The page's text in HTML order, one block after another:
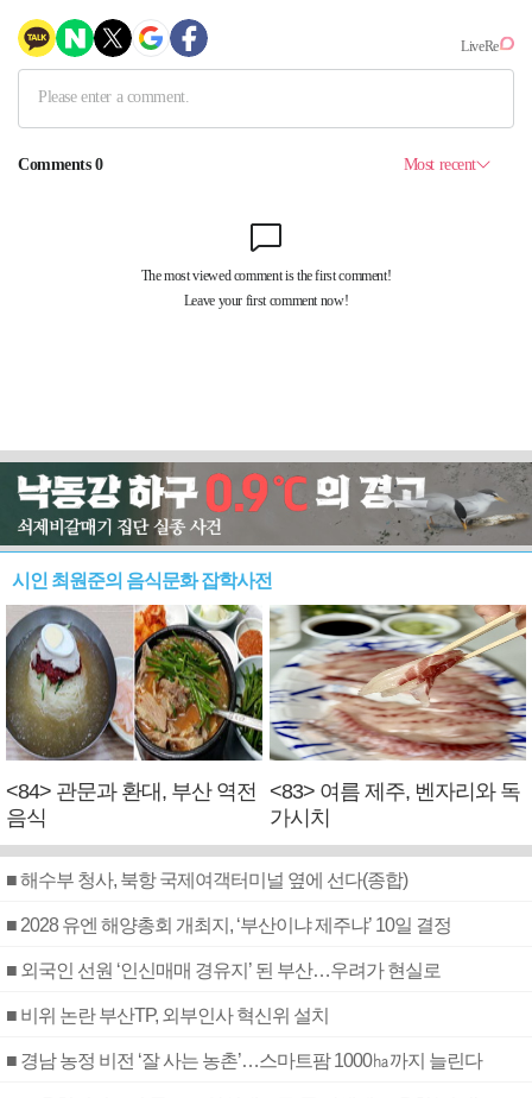
시인 최원준의 음식문화 잡학사전
<84> 관문과 환대, 부산 역전
음식
<83> 여름 제주, 벤자리와 독
가시치
■ 해수부 청사, 북항 국제여객터미널 옆에 선다(종합)
■ 2028 유엔 해양총회 개최지, ‘부산이냐 제주냐’ 10일 결정
■ 외국인 선원 ‘인신매매 경유지’ 된 부산…우려가 현실로
■ 비위 논란 부산TP, 외부인사 혁신위 설치
■ 경남 농정 비전 ‘잘 사는 농촌’…스마트팜 1000㏊까지 늘린다